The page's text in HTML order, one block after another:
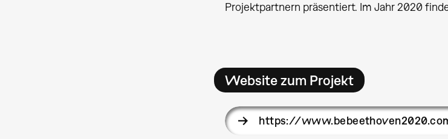
Projektpartnern präsentiert. Im Jahr 2020
Website zum Projekt
https://